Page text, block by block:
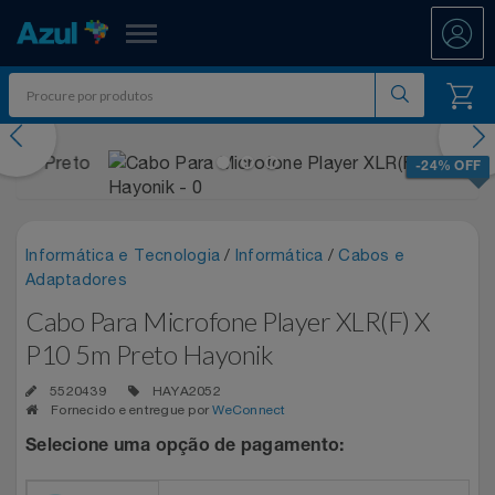
Azul Fidelidade
Shopping
7.8 PAYDAY
ATÉ 50% OFF DIA DOS PAIS
ENTRETENIMENTO PARA TODOS
Departamentos
Ar E Ventilação
Resgate
Associação Voar
Acumule Pontos
Accor
Meu Resgate Favorito
-24% OFF
Informática e Tecnologia/ Informática / Cabos e
Adaptadores
Cabo Para Microfone Player XLR(F) X
P10 5m Preto Hayonik
5520439
HAYA2052
Fornecido e entregue porWeConnect
Selecione uma opção de pagamento: